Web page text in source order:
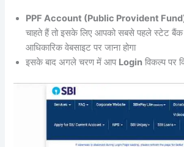
PPF Account (Public Provident
चाहते हैं तो इसके लिए आपको सबसे पहले स्टेट
आधिकारिक वेबसाइट पर जाना होगा
इसके बाद अगले चरण में आप Login विकल्प पर